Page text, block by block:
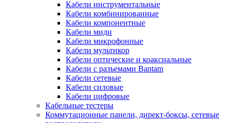
Кабели инструментальные
Кабели комбинированные
Кабели компонентные
Кабели миди
Кабели микрофонные
Кабели мультикор
Кабели оптические и коаксиальные
Кабели с разъемами Bantam
Кабели сетевые
Кабели силовые
Кабели цифровые
Кабельные тестеры
Коммутационные панели, директ-боксы, сетевые